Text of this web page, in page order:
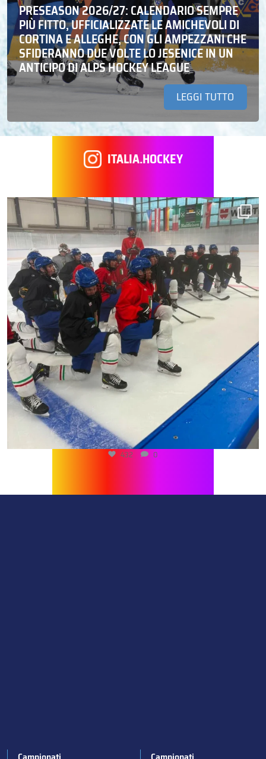
PRESEASON 2026/27: CALENDARIO SEMPRE
PIÙ FITTO, UFFICIALIZZATE LE AMICHEVOLI DI
CORTINA E ALLEGHE, CON GLI AMPEZZANI CHE
SFIDERANNO DUE VOLTE LO JESENICE IN UN
ANTICIPO DI ALPS HOCKEY LEAGUE
LEGGI TUTTO
ITALIA.HOCKEY
432 0